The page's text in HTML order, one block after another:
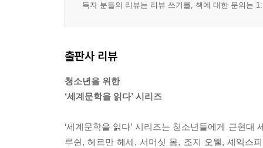
독자 분들의 리뷰는 리뷰 쓰기를, 책에 대한 문의는
출판사 리뷰
청소년을 위한
‘세계문학을 읽다’ 시리즈
‘세계문학을 읽다’ 시리즈는 청소년들에게 근현
루쉰, 헤르만 헤세, 서머싯 몸, 조지 오웰, 셰익스